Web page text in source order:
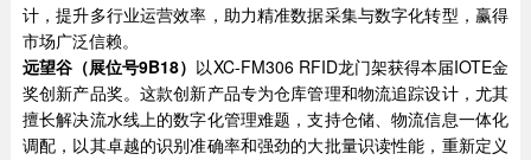
计，提升多行业运营效率，助力精准数据采集与数字化转型，赢得
市场广泛信赖。
远望谷（展位号9B18） 以XC-FM306 RFID龙门架获得本届IOTE金
奖创新产品奖。这款创新产品专为仓库管理和物流追踪设计，尤其
擅长解决流水线上的数字化管理难题，支持仓储、物流信息一体化
调配，以其卓越的识别准确率和强劲的大批量识读性能，重新定义